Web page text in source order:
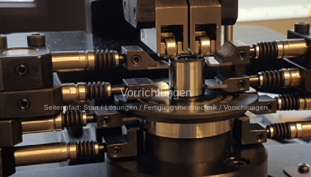
Vorrichtungen
Seitenpfad: Start/Lösungen / Fertigungsmesstechnik/ Vorrichtungen